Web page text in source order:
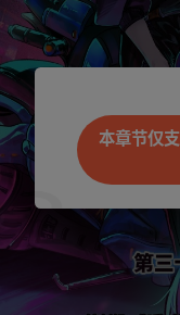
本章节仅
是否